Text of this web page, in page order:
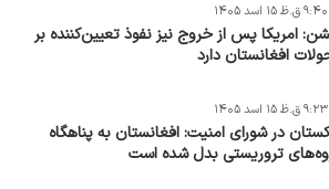
امریکا پس از خروج نیز نفوذ تعیین‌کننده بر
افغانستان دارد
۹:۴۰ ق.ظ ۱۵ اسد ۱۴۰۵
در شورای امنیت: افغانستان به پناهگاه
تروریستی بدل شده است
۹:۲۳ ق.ظ ۱۵ اسد ۱۴۰۵